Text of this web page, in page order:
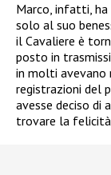
Marco, infatti, ha
solo al suo
il Cavaliere è
posto in
in molti avevano
registrazioni del
avesse deciso di
trovare la